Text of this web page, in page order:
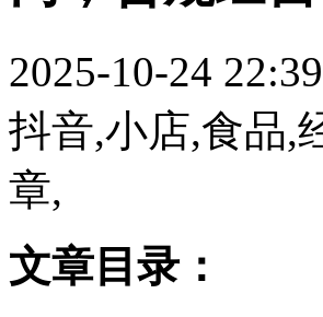
2025-10-24 22:39
抖音,小店,食品,
章,
文章目录：